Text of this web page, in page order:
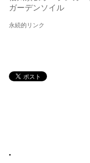
ガーデンソイル
永続的リンク
•